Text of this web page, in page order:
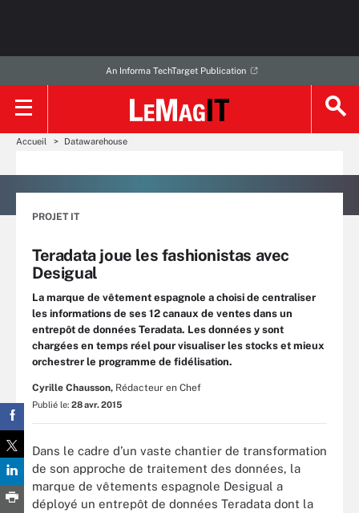
An Informa TechTarget Publication
Accueil Datawarehouse
PROJET IT
Teradata joue les fashionistas avec
Desigual
La marque de vêtement espagnole a choisi de centraliser
les informations de ses 12 canaux de ventes dans un
entrepôt de données Teradata. Les données y sont
chargées en temps réel pour visualiser les stocks et mieux
orchestrer le programme de fidélisation.
Cyrille Chausson, Rédacteur en Chef
Publié le: 28 avr. 2015
Dans le cadre d’un vaste chantier de transformation
de son approche de traitement des données, la
marque de vêtements espagnole Desigual a
déployé un entrepôt de données Teradata dont la